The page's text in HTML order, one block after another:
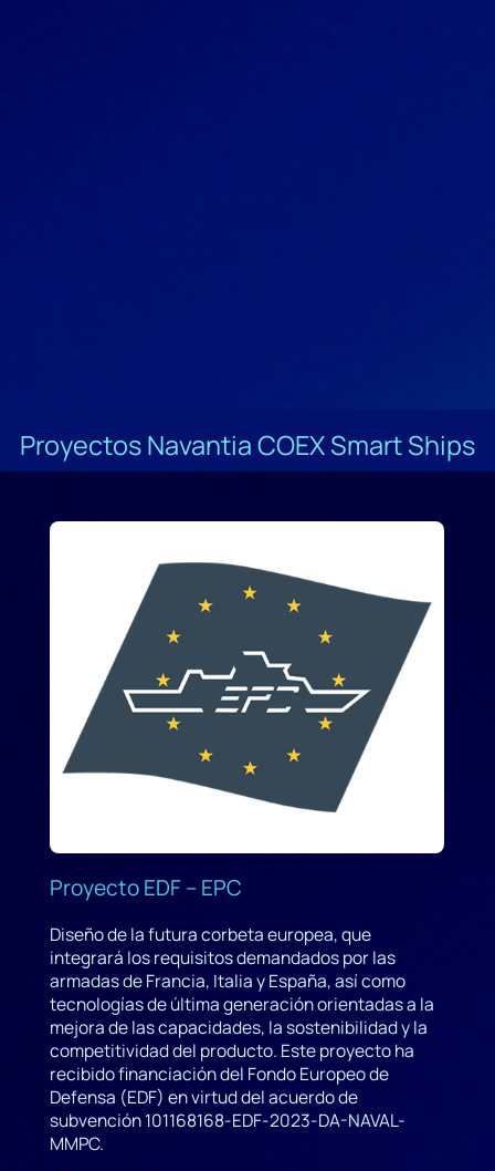
Proyectos Navantia COEX Smart Ships
Proyecto EDF – EPC
Diseño de la futura corbeta europea, que
integrará los requisitos demandados por las
armadas de Francia, Italia y España, así como
tecnologías de última generación orientadas a la
mejora de las capacidades, la sostenibilidad y la
competitividad del producto. Este proyecto ha
recibido financiación del Fondo Europeo de
Defensa (EDF) en virtud del acuerdo de
subvención 101168168-EDF-2023-DA-NAVAL-
MMPC.